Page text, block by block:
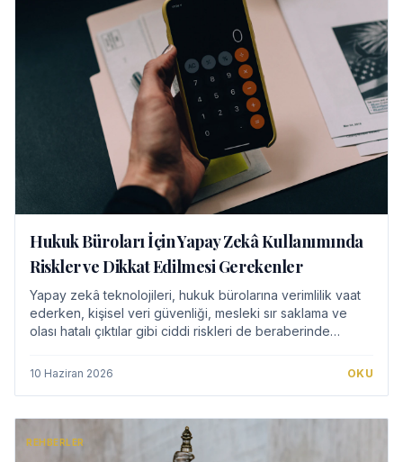
Hukuk Büroları İçin Yapay Zekâ Kullanımında
Riskler ve Dikkat Edilmesi Gerekenler
Yapay zekâ teknolojileri, hukuk bürolarına verimlilik vaat
ederken, kişisel veri güvenliği, mesleki sır saklama ve
olası hatalı çıktılar gibi ciddi riskleri de beraberinde
10 Haziran 2026 OKU
REHBERLER